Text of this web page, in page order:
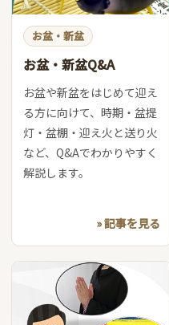
お盆・新盆
お盆・新盆Q&A
お盆や新盆をはじめて迎え
る方に向けて、時期・盆提
灯・盆棚・迎え火と送り火
など、Q&Aでわかりやすく
解説します。
» 記事を見る